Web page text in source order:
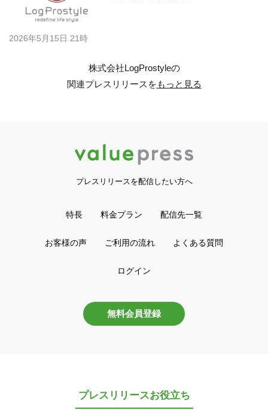
2026年5月15日 21時
株式会社LogProstyleの
関連プレスリリースをもっと見る
プレスリリースを配信したい方へ
特長 料金プラン 配信先一覧
お客様の声 ご利用の流れ よくある質問
ログイン
無料会員登録
プレスリリースお役立ち